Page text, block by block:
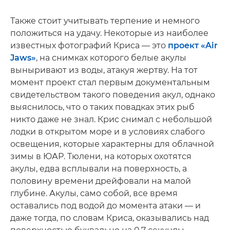
Также стоит учитывать терпение и немного
положиться на удачу. Некоторые из наиболее
известных фотографий Криса — это проект «Air
Jaws», на снимках которого белые акулы
выныривают из воды, атакуя жертву. На тот
момент проект стал первым документальным
свидетельством такого поведения акул, однако
выяснилось, что о таких повадках этих рыб
никто даже не знал. Крис снимал с небольшой
лодки в открытом море и в условиях слабого
освещения, которые характерны для облачной
зимы в ЮАР. Тюлени, на которых охотятся
акулы, едва всплывали на поверхность, а
половину времени дрейфовали на малой
глубине. Акулы, само собой, все время
оставались под водой до момента атаки — и
даже тогда, по словам Криса, оказывались над